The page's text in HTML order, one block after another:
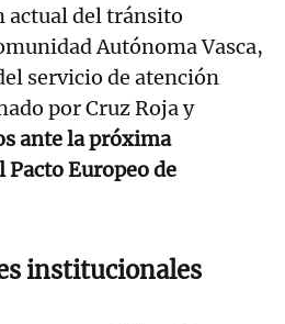
actual del tránsito
Autónoma Vasca,
servicio de atención
por Cruz Roja y
ante la próxima
Europeo de
institucionales